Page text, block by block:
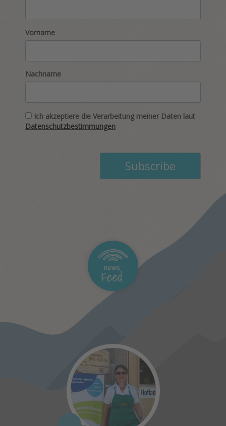
Vorname
Nachname
Ich akzeptiere die Verarbeitung meiner Daten laut
Datenschutzbestimmungen